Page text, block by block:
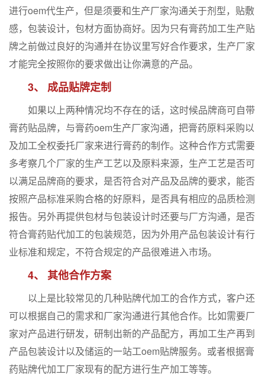
进行oem代生产，但是须要和生产厂家沟通关于剂型，贴敷
感，包装设计，包材方面协商好。因为只有膏药加工生产贴
牌之前做过良好的沟通并在协议里写好合作要求，生产厂家
才能完全按照你的要求做出让你满意的产品。
3、 成品贴牌定制
如果以上两种情况均不存在的话，这时候品牌商可自带
膏药贴品牌，与膏药oem生产厂家沟通，把膏药原料采购以
及加工全权委托厂家来进行膏药的制作。这种合作方式需要
多考察几个厂家的生产工艺以及原料来源，生产工艺是否可
以满足品牌商的要求，是否符合对产品及品牌的要求，能否
按照产品标准采购合格的好原料，是否具有相应的品质检测
报告。另外再提供包材与包装设计时还要与厂方沟通，是否
符合膏药贴代加工的包装规范，因为外用产品包装设计有行
业标准和规定，不符合规定的产品很难进入市场。
4、 其他合作方案
以上是比较常见的几种贴牌代加工的合作方式，客户还
可以根据自己的需求和厂家沟通进行其他合作。比如需要厂
家对产品进行研发，研制出新的产品配方，再加工生产再到
产品包装设计以及储运的一站工oem贴牌服务。或者根据膏
药贴牌代加工厂家现有的配方进行生产加工等等。